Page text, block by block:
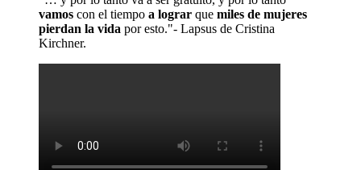
vamos con el tiempo a lograr que miles de mujeres
pierdan la vida por esto."- Lapsus de Cristina
Kirchner.